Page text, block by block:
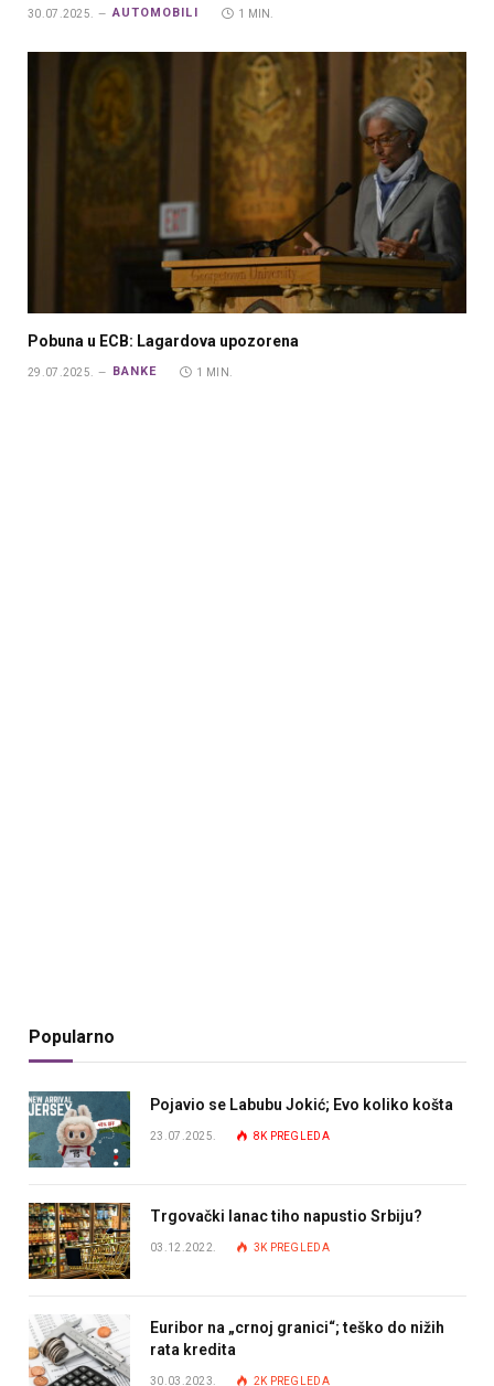
30.07.2025. AUTOMOBILI 1 MIN.
Pobuna u ECB: Lagardova upozorena
29.07.2025. BANKE 1 MIN.
Popularno
Pojavio se Labubu Jokić; Evo koliko košta
23.07.2025. 8K PREGLEDA
Trgovački lanac tiho napustio Srbiju?
03.12.2022. 3K PREGLEDA
Euribor na „crnoj granici“; teško do nižih
rata kredita
30.03.2023. 2K PREGLEDA